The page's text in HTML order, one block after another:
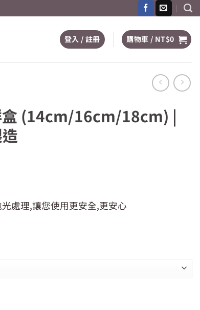
登入 / 註冊 購物車 / NT$0
盒 (14cm/16cm/18cm) |
處理,讓您使用更安全,更安心
| 不鏽鋼正430 台灣製造 數量